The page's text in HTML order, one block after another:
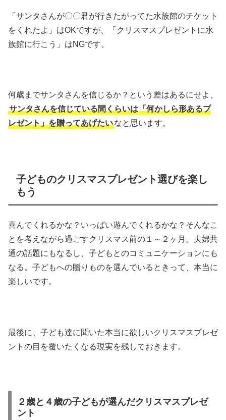
「サンタさんが〇〇君が行きたがってた水族館のチケット
をくれたよ」はOKですが、「クリスマスプレゼントに水
族館に行こう」はNGです。
何歳までサンタさんを信じるか？という差はあるにせよ、
サンタさんを信じている間くらいは「何かしら形あるプ
レゼント」を贈ってあげたいなと思います。
子どものクリスマスプレゼント選びを楽し
もう
喜んでくれるかな？いっぱい遊んでくれるかな？そんなこ
とを考えながら過ごすクリスマス前の１～２ヶ月。夫婦共
通の話題にもなるし、子どもとのコミュニケーションにも
なる。子どもへの贈りものを選んでいるときって、本当に
楽しいです。
最後に、子ども達に聞いた本当に欲しいクリスマスプレゼ
ントの目を覆いたくなる現実を残しておきます。
２歳と４歳の子どもが選んだクリスマスプレゼ
ント